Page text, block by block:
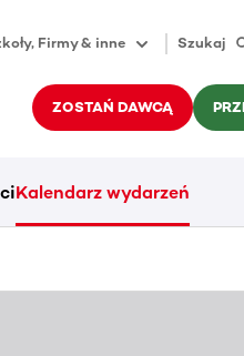
Firmy & inne Szukaj
ZOSTAŃ DAWCĄ
Kalendarz wydarzeń